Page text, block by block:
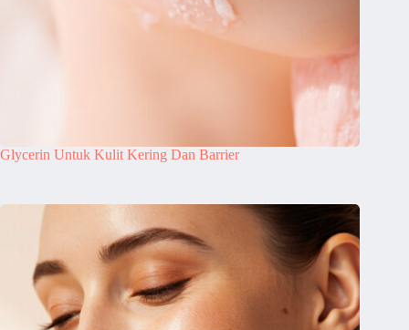
Glycerin Untuk Kulit Kering Dan Barrier